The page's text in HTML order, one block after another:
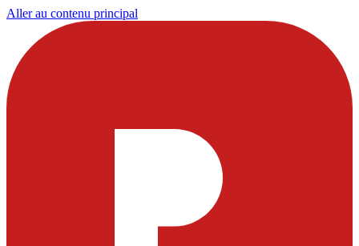
Aller au contenu principal